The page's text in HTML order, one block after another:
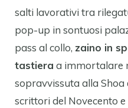
salti lavorativi tra
pop-up in sontuosi
pass al collo, zaino in
tastiera a immortalare
sopravvissuta alla
scrittori del Novecento